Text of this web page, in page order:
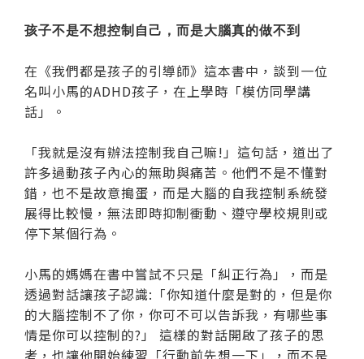
孩子不是不想控制自己，而是大腦真的做不到
在《我們都是孩子的引導師》這本書中，談到一位
名叫小馬的ADHD孩子，在上學時「模仿同學講
話」。
「我就是沒有辦法控制我自己嘛!」這句話，道出了
許多過動孩子內心的無助與痛苦。他們不是不懂對
錯，也不是故意搗蛋，而是大腦的自我控制系統發
展得比較慢，無法即時抑制衝動、遵守學校規則或
停下某個行為。
小馬的媽媽在書中嘗試不只是「糾正行為」，而是
透過對話讓孩子認識:「你知道什麼是對的，但是你
的大腦控制不了你，你可不可以告訴我，有哪些事
情是你可以控制的?」 這樣的對話開啟了孩子的思